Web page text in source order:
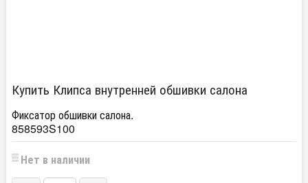
Купить Клипса внутренней обшивки салона
Фиксатор обшивки салона.
858593S100
Нет в наличии